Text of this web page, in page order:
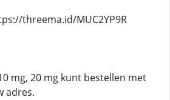
threema.id/MUC2YP9R
mg, 20 mg kunt bestellen met
adres.